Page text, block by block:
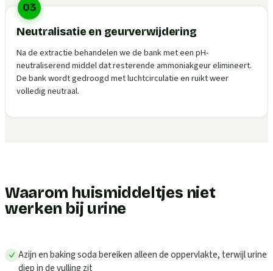
03
Neutralisatie en geurverwijdering
Na de extractie behandelen we de bank met een pH-
neutraliserend middel dat resterende ammoniakgeur elimineert.
De bank wordt gedroogd met luchtcirculatie en ruikt weer
volledig neutraal.
Waarom huismiddeltjes niet
werken bij urine
Azijn en baking soda bereiken alleen de oppervlakte, terwijl urine
diep in de vulling zit